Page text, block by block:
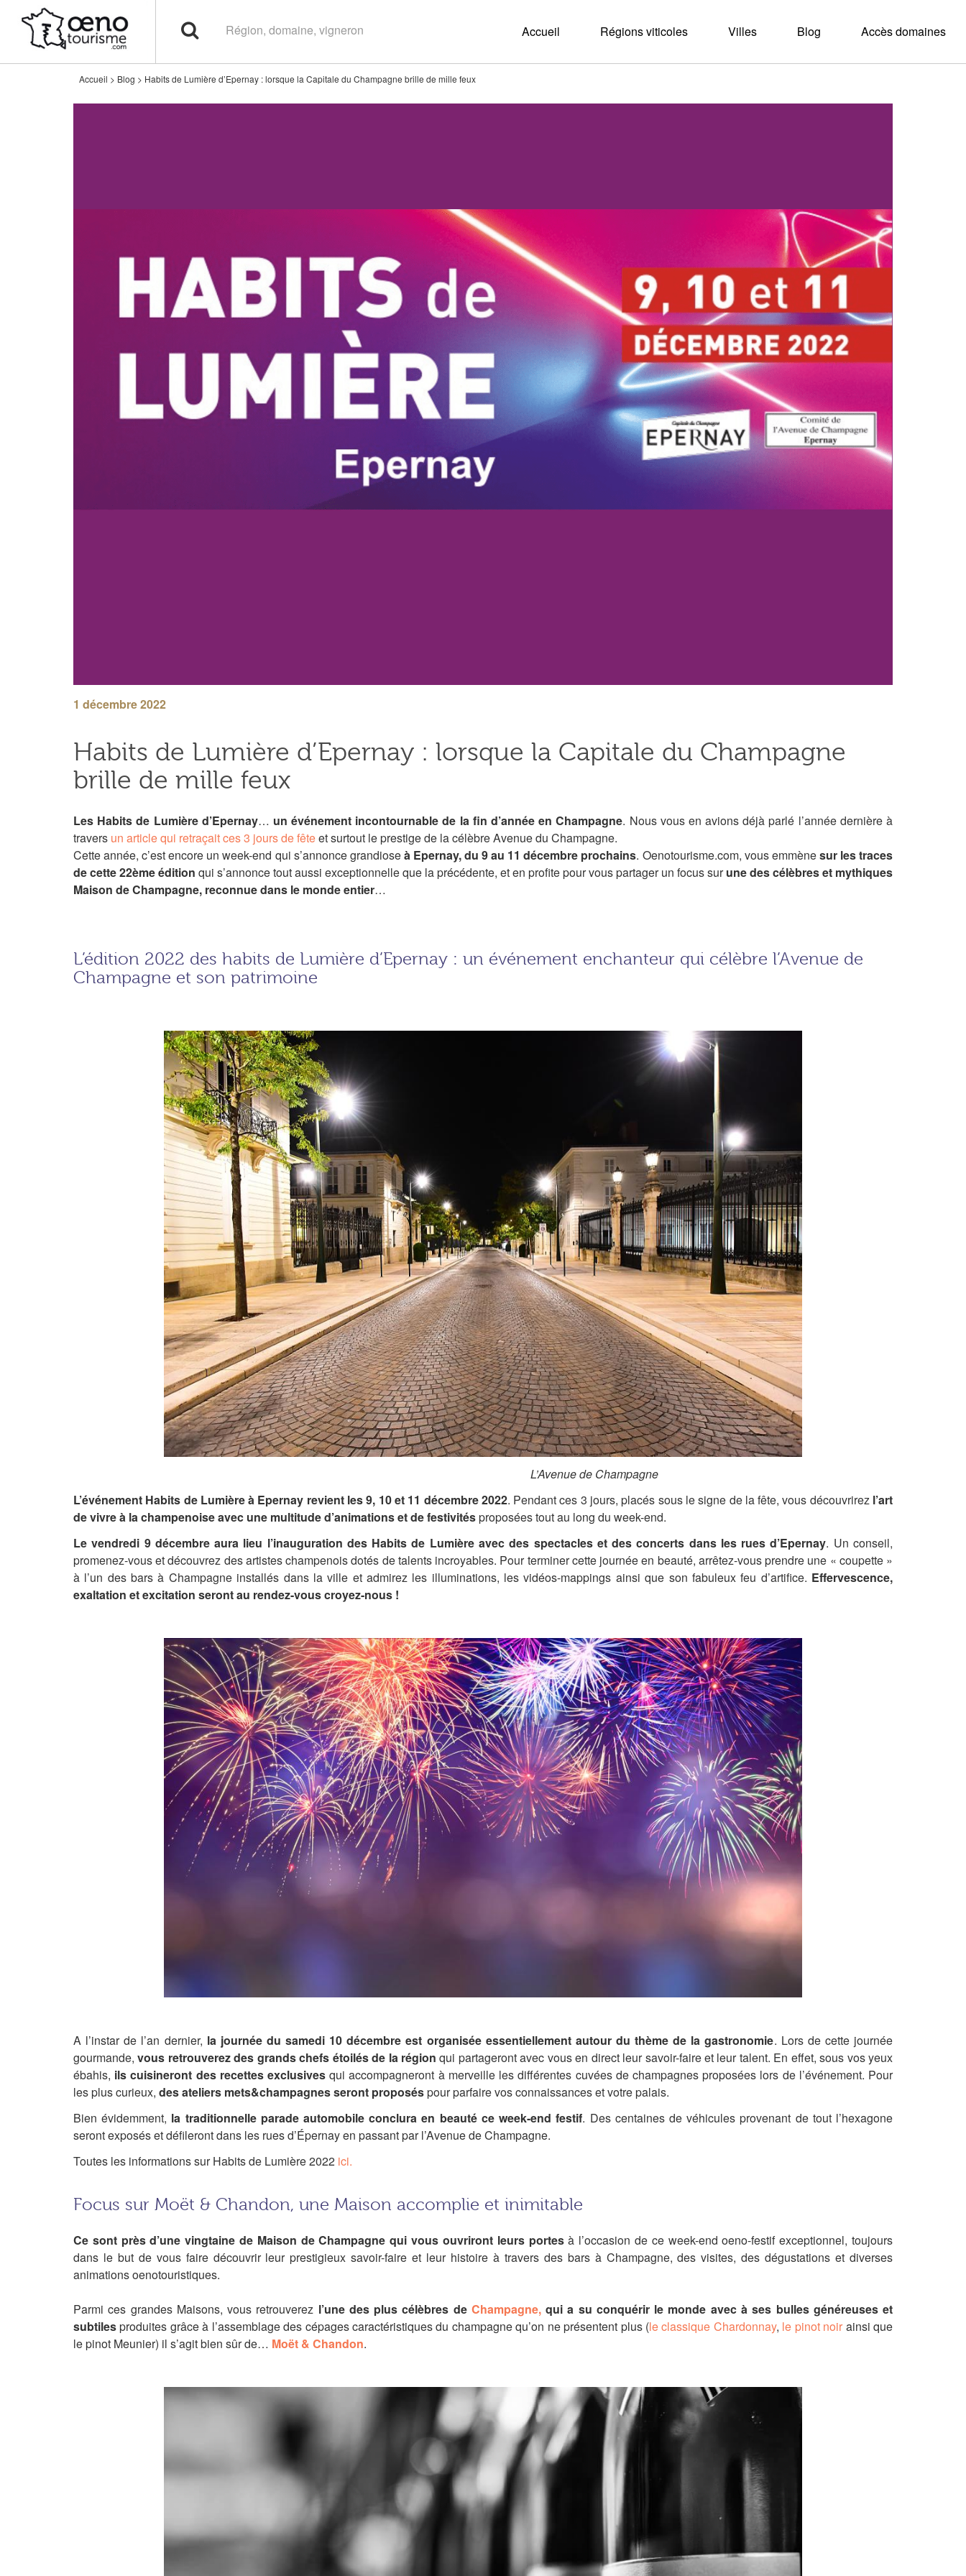
Accueil Régions viticoles Villes Blog Accès domaines
Accueil > Blog > Habits de Lumière d’Epernay : lorsque la Capitale du Champagne brille de mille feux
1 décembre 2022
Habits de Lumière d’Epernay : lorsque la Capitale du Champagne
brille de mille feux
Les Habits de Lumière d’Epernay… un événement incontournable de la fin d’année en Champagne. Nous vous en avions déjà parlé l’année dernière à
travers un article qui retraçait ces 3 jours de fêteet surtout le prestige de la célèbre Avenue du Champagne.
Cette année, c’est encore un week-end qui s’annonce grandioseà Epernay, du 9 au 11 décembre prochains. Oenotourisme.com, vous emmènesur les traces
de cette 22ème édition qui s’annonce tout aussi exceptionnelle que la précédente, et en profite pour vous partager un focus surune descélèbres et mythiques
Maison de Champagne, reconnue dans le monde entier…
L’édition 2022 des habits de Lumière d’Epernay : un événement enchanteur qui célèbre l’Avenue de
Champagne et son patrimoine
L’Avenue de Champagne
L’événement Habits de Lumière à Epernay revient les 9, 10 et 11 décembre 2022. Pendant ces 3 jours, placés sous le signe de la fête, vous découvrirez l’art
de vivre à la champenoiseavec une multitude d’animations et de festivitésproposées tout au long du week-end.
Le vendredi 9 décembre aura lieu l’inauguration des Habits de Lumière avec des spectacles et des concerts dans les rues d’Epernay. Un conseil,
promenez-vous et découvrez des artistes champenois dotés de talents incroyables. Pour terminer cette journée en beauté, arrêtez-vous prendre une « coupette »
à l’un des bars à Champagne installés dans la ville et admirez les illuminations, les vidéos-mappings ainsi que son fabuleux feu d’artifice. Effervescence,
exaltation et excitation seront au rendez-vous croyez-nous !
A l’instar de l’an dernier, la journée du samedi 10 décembre est organisée essentiellement autour du thème de la gastronomie. Lors de cette journée
gourmande,vous retrouverez des grands chefs étoilés de la région qui partageront avec vous en direct leur savoir-faire et leur talent. En effet, sous vos yeux
ébahis, ils cuisineront des recettes exclusives qui accompagneront à merveille les différentes cuvées de champagnes proposées lors de l’événement. Pour
les plus curieux, des ateliers mets&champagnes seront proposéspour parfaire vos connaissances et votre palais.
Bien évidemment, la traditionnelle parade automobile conclura en beauté ce week-end festif. Des centaines de véhicules provenant de tout l’hexagone
seront exposés et défileront dans les rues d’Épernay en passant par l’Avenue de Champagne.
Toutes les informations sur Habits de Lumière 2022 ici.
Focus sur Moët & Chandon, une Maison accomplie et inimitable
Ce sont près d’une vingtaine de Maison de Champagne qui vous ouvriront leurs portesà l’occasion de ce week-endoeno-festif exceptionnel, toujours
dans le but de vous faire découvrir leur prestigieux savoir-faire et leur histoire à travers des bars à Champagne, des visites, des dégustations et diverses
animations oenotouristiques.
Parmi ces grandes Maisons, vous retrouverez l’une des plus célèbres de Champagne, qui a su conquérir le monde avec à ses bulles généreuses et
subtilesproduites grâce à l’assemblage des cépages caractéristiques du champagne qu’on ne présentent plus (le classique Chardonnay, le pinot noir ainsi que
le pinot Meunier) il s’agit bien sûr de… Moët & Chandon.